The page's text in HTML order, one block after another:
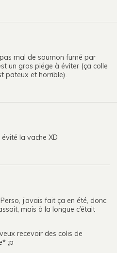
mal de saumon fumé par
un gros piége à éviter (ça colle
pateux et horrible).
évité la vache XD
j’avais fait ça en été, donc
mais à la longue c’était
recevoir des colis de
;p